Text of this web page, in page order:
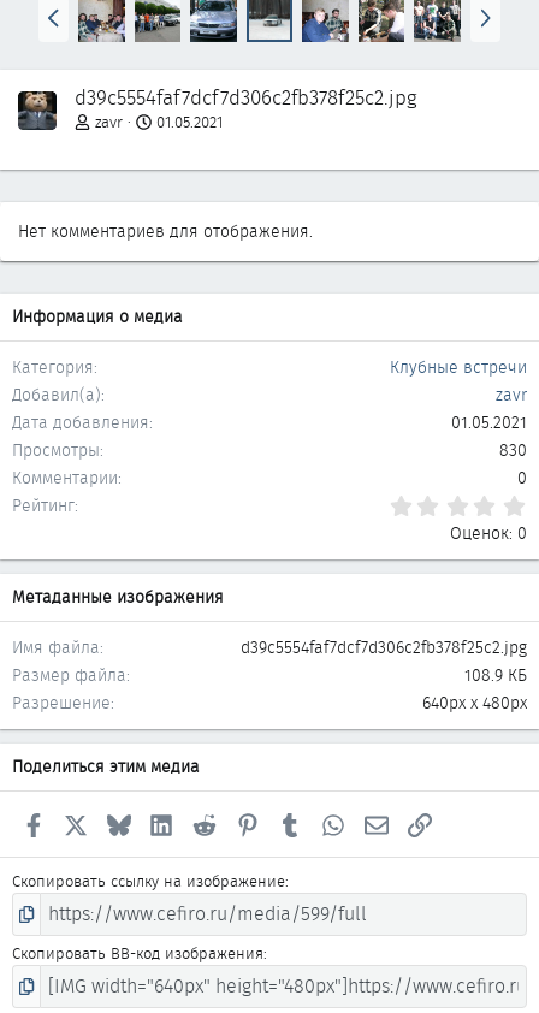
Н
а
а
д
В
п
р
d39c5554faf7dcf7d306c2fb378f25c2.jpg
zavr 01.05.2021
Нет комментариев для отображения.
Информация о медиа
Категория
Клубные встречи
Добавил(а)
zavr
Дата добавления
01.05.2021
Просмотры
830
Комментарии
0
Рейтинг
Оценок: 0
Метаданные изображения
Имя файла
d39c5554faf7dcf7d306c2fb378f25c2.jpg
Размер файла
108.9 КБ
Разрешение
640px x 480px
Поделиться этим медиа
Facebook Bluesky LinkedInReddit PinterestTumblr WhatsAppЭлектронная почта
Ссылка
Скопировать ссылку на изображение
Скопировать BB-код изображения